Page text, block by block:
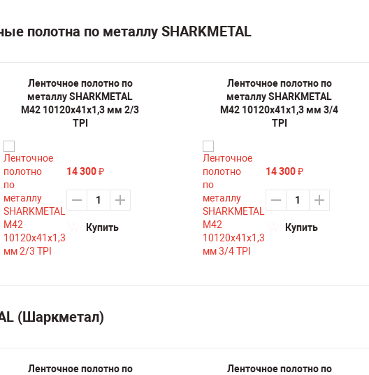
полотна по металлу SHARKMETAL
Ленточное полотно по
металлу SHARKMETAL
M42 10120х41х1,3 мм 2/3
TPI
14 300 ₽
Купить
Ленточное полотно по
металлу SHARKMETAL
M42 10120х41х1,3 мм 3/4
TPI
14 300 ₽
Купить
(Шаркметал)
Ленточное полотно по
Ленточное полотно по